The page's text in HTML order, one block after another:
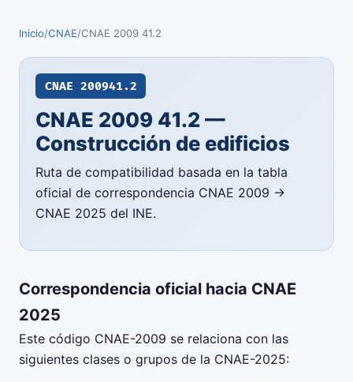
Inicio/CNAE/CNAE 2009 41.2
CNAE 200941.2
CNAE 2009 41.2 —
Construcción de edificios
Ruta de compatibilidad basada en la tabla
oficial de correspondencia CNAE 2009 →
CNAE 2025 del INE.
Correspondencia oficial hacia CNAE
2025
Este código CNAE-2009 se relaciona con las
siguientes clases o grupos de la CNAE-2025: